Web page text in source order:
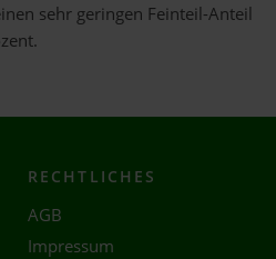
sehr geringen Feinteil-Anteil
RECHTLICHES
AGB
Impressum